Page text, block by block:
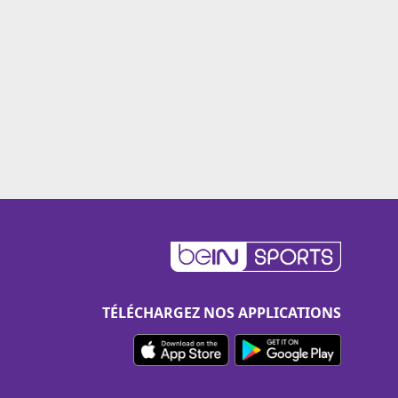
TÉLÉCHARGEZ NOS APPLICATIONS